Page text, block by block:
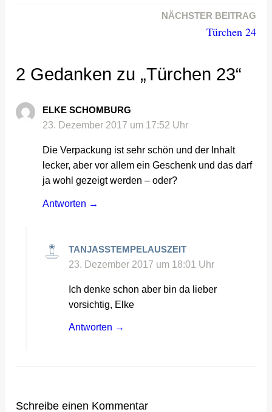
NÄCHSTER BEITRAG
Türchen 24
2 Gedanken zu „Türchen 23“
ELKE SCHOMBURG
23. Dezember 2017 um 17:52 Uhr
Die Verpackung ist sehr schön und der Inhalt
lecker, aber vor allem ein Geschenk und das darf
ja wohl gezeigt werden – oder?
Antworten
TANJASSTEMPELAUSZEIT
23. Dezember 2017 um 18:01 Uhr
Ich denke schon aber bin da lieber
vorsichtig, Elke
Antworten
Schreibe einen Kommentar